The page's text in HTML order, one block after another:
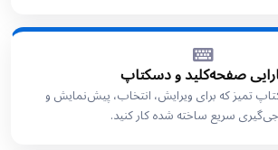
صفحه‌کلید و دسکتاپ
تمیز که برای ویرایش، انتخاب، پیش‌نمایش و
سریع ساخته شده کار کنید.